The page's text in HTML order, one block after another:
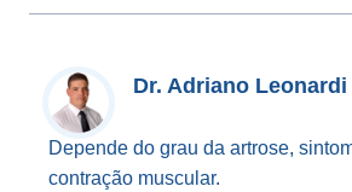
Dr. Adriano Leonardi
Depende do grau da artrose,
contração muscular.